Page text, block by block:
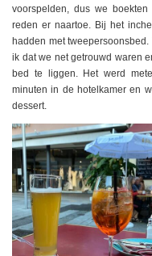
voorspelden, dus we
reden er naartoe. Bij het
hadden met
ik dat we net getrouwd waren
bed te liggen. Het werd
minuten in de hotelkamer en
dessert.